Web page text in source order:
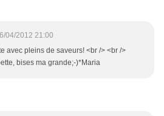
04/2012 21:00
avec pleins de saveurs! <br /> <br />
bises ma grande;-)*Maria